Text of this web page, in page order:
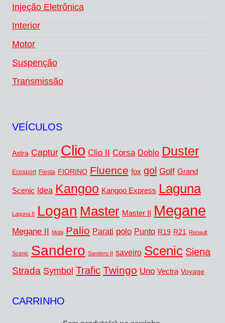
Injeção Eletrônica
Interior
Motor
Suspenção
Transmissão
VEÍCULOS
Astra Captur Clio Clio II Corsa Doblo Duster
Ecosport Fiesta FIORINO Fluence fox gol Golf Grand
Scenic Idea Kangoo Kangoo Express Laguna
Laguna II Logan Master Master II Megane
Megane II Mobi Palio Parati polo Punto R19 R21 Renault
Scenic Sandero Sandero II saveiro Scenic Siena
Strada Symbol Trafic Twingo Uno Vectra Voyage
CARRINHO